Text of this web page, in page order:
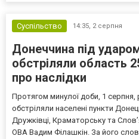
Суспільство 14:35, 2 серпня
Донеччина під
обстріляли область
про наслідки
Протягом минулої доби, 1 серпня,
обстріляли населені пункти
Дружківці, Краматорську та
ОВА Вадим Філашкін. За його